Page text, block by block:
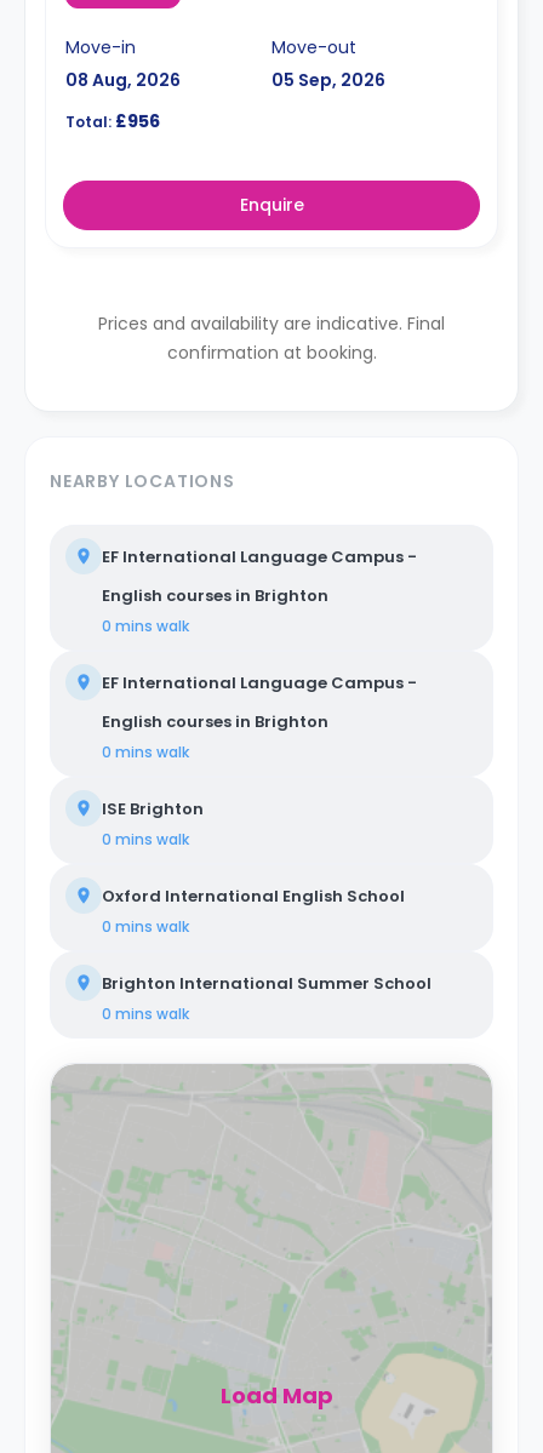
Move-in
08 Aug, 2026
Move-out
05 Sep, 2026
Total: £956
Enquire
Prices and availability are indicative. Final
confirmation at booking.
NEARBY LOCATIONS
EF International Language Campus -
English courses in Brighton
0 mins walk
EF International Language Campus -
English courses in Brighton
0 mins walk
ISE Brighton
0 mins walk
Oxford International English School
0 mins walk
Brighton International Summer School
0 mins walk
Load Map